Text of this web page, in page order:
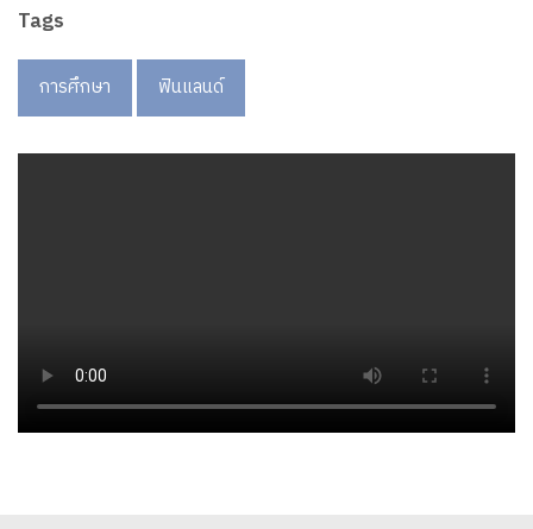
Tags
การศึกษา ฟินแลนด์